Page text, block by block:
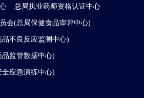
总局执业药师资格认证中心
会(总局保健食品审评中心)
不良反应监测中心)
监管数据中心)
应急演练中心)